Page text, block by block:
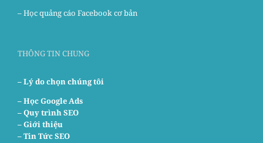
–Học quảng cáo Facebook cơ bản
THÔNG TIN CHUNG
– Lý do chọn chúng tôi
–Học Google Ads
– Quy trình SEO
– Giới thiệu
– Tin Tức SEO